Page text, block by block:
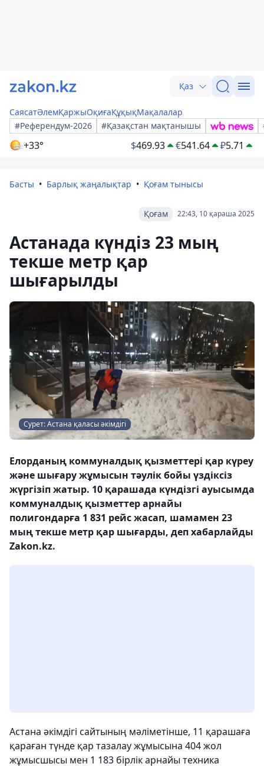
Қаз
СаясатӘлемҚаржыОқиғаҚұқықМақалалар
#Референдум-2026
#Қазақстан мақтанышы
+33° $469.93 €541.64 ₽5.71
Басты Барлық жаңалықтар Қоғам тынысы
22:43, 10 қараша 2025
Қоғам
Астанада күндіз 23 мың
текше метр қар
шығарылды
Сурет: Астана қаласы әкімдігі
Елорданың коммуналдық қызметтері қар күреу
және шығару жұмысын тәулік бойы үздіксіз
жүргізіп жатыр. 10 қарашада күндізгі ауысымда
коммуналдық қызметтер арнайы
полигондарға 1 831 рейс жасап, шамамен 23
мың текше метр қар шығарды, деп хабарлайды
Zakon.kz.
Астана әкімдігі сайтының мәліметінше, 11 қарашаға
қараған түнде қар тазалау жұмысына 404 жол
жұмысшысы мен 1 183 бірлік арнайы техника